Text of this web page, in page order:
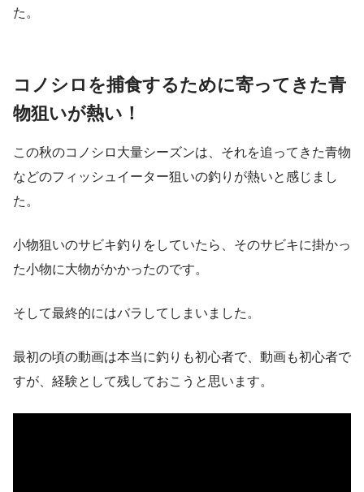
た。
コノシロを捕食するために寄ってきた青
物狙いが熱い！
この秋のコノシロ大量シーズンは、それを追ってきた青物
などのフィッシュイーター狙いの釣りが熱いと感じまし
た。
小物狙いのサビキ釣りをしていたら、そのサビキに掛かっ
た小物に大物がかかったのです。
そして最終的にはバラしてしまいました。
最初の頃の動画は本当に釣りも初心者で、動画も初心者で
すが、経験として残しておこうと思います。